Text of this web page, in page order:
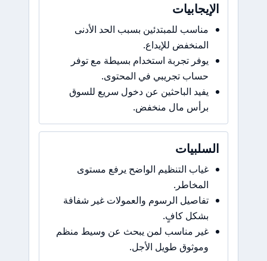
الإيجابيات
مناسب للمبتدئين بسبب الحد الأدنى
المنخفض للإيداع.
يوفر تجربة استخدام بسيطة مع توفر
حساب تجريبي في المحتوى.
يفيد الباحثين عن دخول سريع للسوق
برأس مال منخفض.
السلبيات
غياب التنظيم الواضح يرفع مستوى
المخاطر.
تفاصيل الرسوم والعمولات غير شفافة
بشكل كافٍ.
غير مناسب لمن يبحث عن وسيط منظم
وموثوق طويل الأجل.